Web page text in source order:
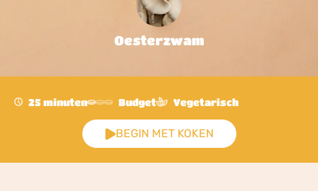
Oesterzwam
25 minuten Budget Vegetarisch
BEGIN MET KOKEN